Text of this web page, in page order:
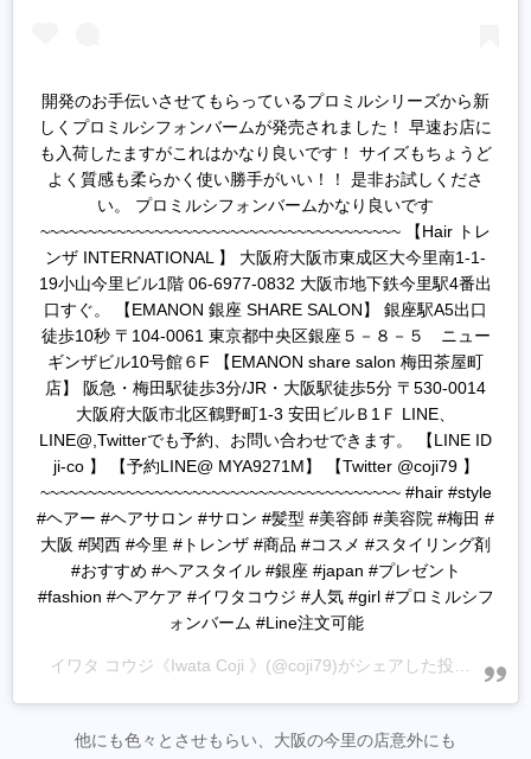
開発のお手伝いさせてもらっているプロミルシリーズから新
しくプロミルシフォンバームが発売されました！ 早速お店に
も入荷したますがこれはかなり良いです！ サイズもちょうど
よく質感も柔らかく使い勝手がいい！！ 是非お試しくださ
い。 プロミルシフォンバームかなり良いです
~~~~~~~~~~~~~~~~~~~~~~~~~~~~~~~~~~~~~~ 【Hair トレ
ンザ INTERNATIONAL 】 大阪府大阪市東成区大今里南1-1-
19小山今里ビル1階 06-6977-0832 大阪市地下鉄今里駅4番出
口すぐ。 【EMANON 銀座 SHARE SALON】 銀座駅A5出口
徒歩10秒 〒104-0061 東京都中央区銀座５－８－５ ニュー
ギンザビル10号館６F 【EMANON share salon 梅田茶屋町
店】 阪急・梅田駅徒歩3分/JR・大阪駅徒歩5分 〒530-0014
大阪府大阪市北区鶴野町1-3 安田ビルＢ1Ｆ LINE、
LINE@,Twitterでも予約、お問い合わせできます。 【LINE ID
ji-co 】 【予約LINE@ MYA9271M】 【Twitter @coji79 】
~~~~~~~~~~~~~~~~~~~~~~~~~~~~~~~~~~~~~~ #hair #style
#ヘアー #ヘアサロン #サロン #髪型 #美容師 #美容院 #梅田 #
大阪 #関西 #今里 #トレンザ #商品 #コスメ #スタイリング剤
#おすすめ #ヘアスタイル #銀座 #japan #プレゼント
#fashion #ヘアケア #イワタコウジ #人気 #girl #プロミルシフ
ォンバーム #Line注文可能
イワタ コウジ《Iwata Coji 》 (@coji79)がシェアした投稿 - 2020
他にも色々とさせもらい、大阪の今里の店意外にも